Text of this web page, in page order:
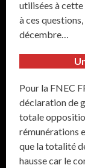
utilisées à
à ces
décembre…
Pour la FNEC
déclaration de
totale
rémunérations
que la totalité
hausse car le